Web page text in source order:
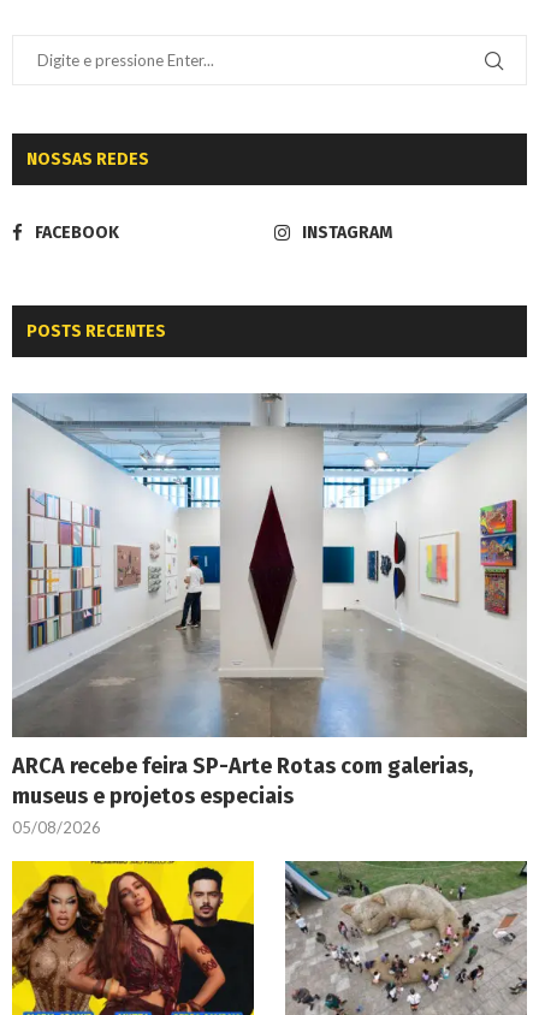
NOSSAS REDES
FACEBOOK INSTAGRAM
POSTS RECENTES
ARCA recebe feira SP-Arte Rotas com galerias,
museus e projetos especiais
05/08/2026